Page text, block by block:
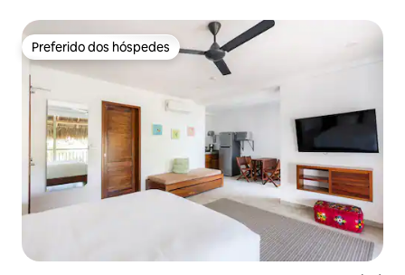
Preferido dos hóspedes
Preferido dos hóspedes